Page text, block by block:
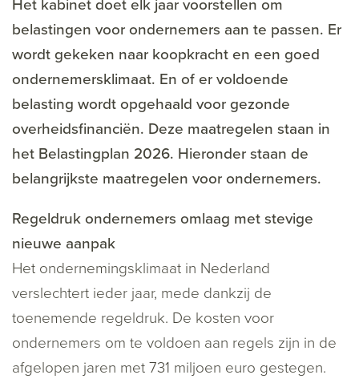
Het kabinet doet elk jaar voorstellen om
belastingen voor ondernemers aan te passen. Er
wordt gekeken naar koopkracht en een goed
ondernemersklimaat. En of er voldoende
belasting wordt opgehaald voor gezonde
overheidsfinanciën. Deze maatregelen staan in
het Belastingplan 2026. Hieronder staan de
belangrijkste maatregelen voor ondernemers.
Regeldruk ondernemers omlaag met stevige
nieuwe aanpak
Het ondernemingsklimaat in Nederland
verslechtert ieder jaar, mede dankzij de
toenemende regeldruk. De kosten voor
ondernemers om te voldoen aan regels zijn in de
afgelopen jaren met 731 miljoen euro gestegen.